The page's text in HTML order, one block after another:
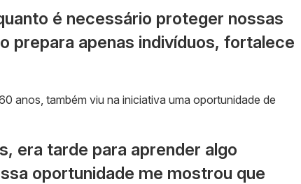
é necessário proteger nossas
prepara apenas indivíduos, fortalece
anos, também viu na iniciativa uma oportunidade de
era tarde para aprender algo
oportunidade me mostrou que